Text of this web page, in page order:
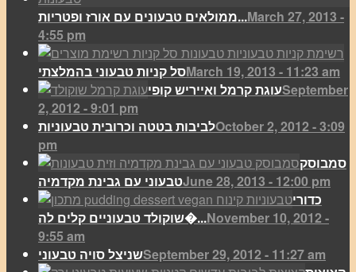
ממולאים טבעונים עם אורז ופטריות...March 27, 2013 -
4:55 pm
סל קניות טבעוני בהמלצתיMarch 19, 2013 - 11:23 am
עוגת קרמל ואייריש קופיSeptember
2, 2012 - 9:01 pm
לביבות בטטה וכרובית טבעוניותOctober 2, 2012 - 3:09
pm
סמבוסק
טבעוני עם גבינת מקדמיהJune 28, 2013 - 12:00 pm
כדורי
שוקולד טבעוניים קלים לה�...November 10, 2012 -
9:55 am
שניצל סויה טבעוניSeptember 29, 2012 - 11:27 am